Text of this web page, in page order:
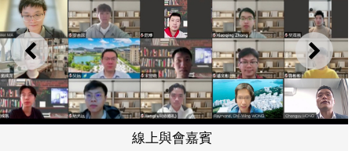
上一則 下一
線上與會嘉賓